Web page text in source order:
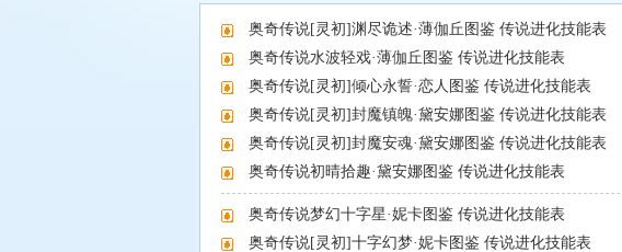
奥奇传说[灵初]渊尽诡述·薄伽丘图鉴 传说进化技能表
奥奇传说水波轻戏·薄伽丘图鉴 传说进化技能表
奥奇传说[灵初]倾心永誓·恋人图鉴 传说进化技能表
奥奇传说[灵初]封魔镇魄·黛安娜图鉴 传说进化技能表
奥奇传说[灵初]封魔安魂·黛安娜图鉴 传说进化技能表
奥奇传说初晴拾趣·黛安娜图鉴 传说进化技能表
奥奇传说梦幻十字星·妮卡图鉴 传说进化技能表
奥奇传说[灵初]十字幻梦·妮卡图鉴 传说进化技能表
奥奇传说视频大全